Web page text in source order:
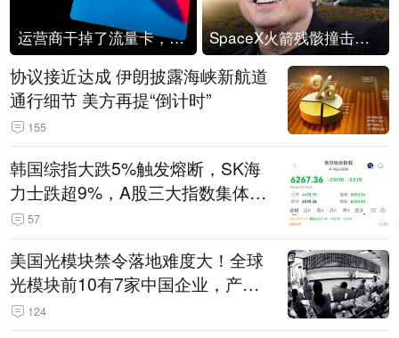
运营商干掉了流量卡，他们真的玩不起了 SpaceX火箭残骸撞击月球
协议接近达成 伊朗披露海峡新航道
通行细节 美方再提“倒计时”
155
韩国综指大跌5%触发熔断，SK海
力士跌超9%，A股三大指数集体低
开 57
美国光模块禁令落地难度大！全球
光模块前10有7家中国企业，产业
界人士：想“脱钩”并不容易
124